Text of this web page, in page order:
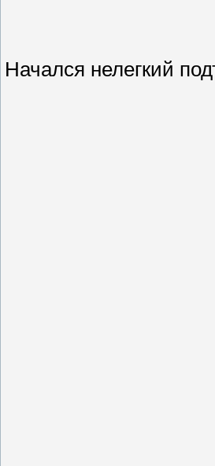
Начался нелегкий